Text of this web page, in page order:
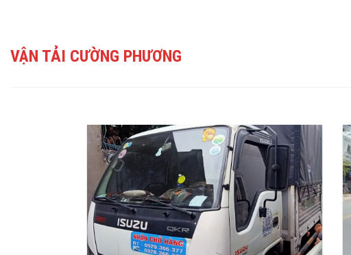
VẬN TẢI CƯỜNG PHƯƠNG